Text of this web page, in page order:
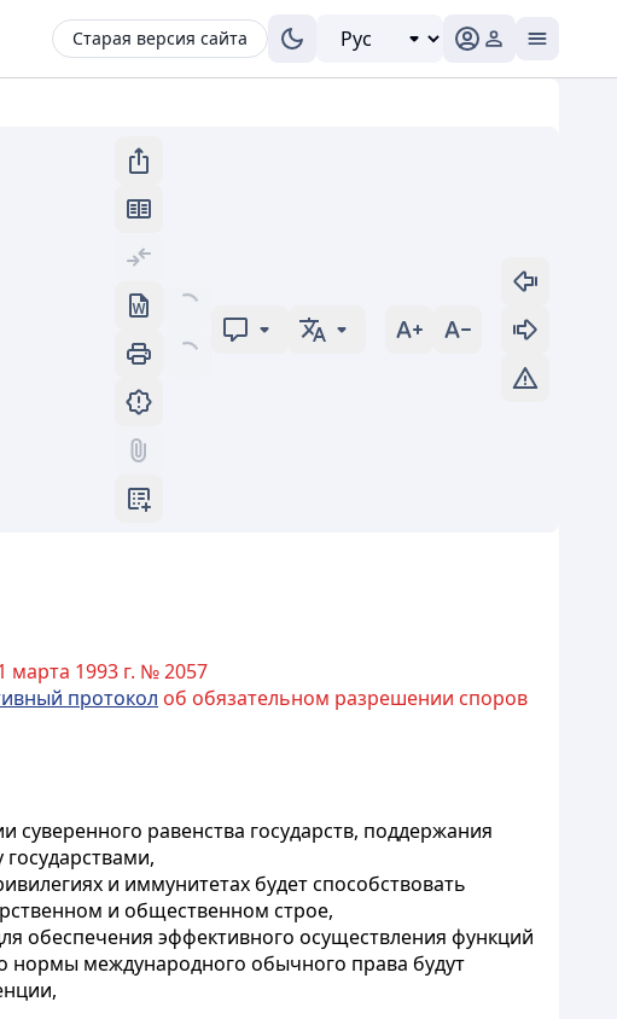
Старая версия сайта
марта 1993 г. № 2057
протокол об обязательном разрешении споров
равенства государств, поддержания
и иммунитетах будет способствовать
и общественном строе,
обеспечения эффективного осуществления функций
нормы международного обычного права будут